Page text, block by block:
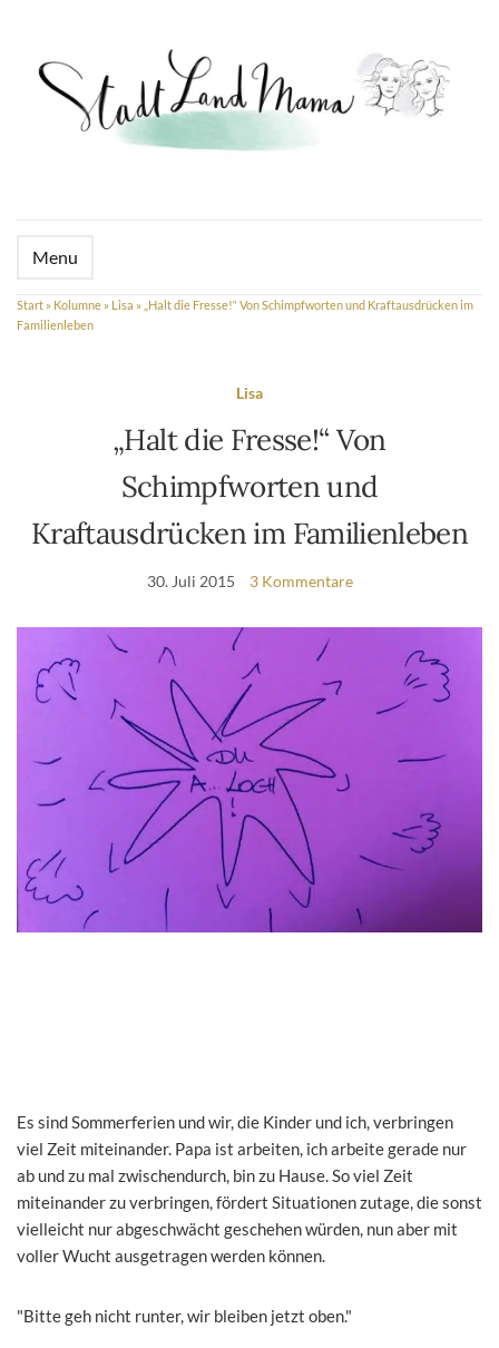
Menu
Start » Kolumne » Lisa » „Halt die Fresse!“ Von Schimpfworten und Kraftausdrücken im
Familienleben
Lisa
„Halt die Fresse!“ Von
Schimpfworten und
Kraftausdrücken im Familienleben
30. Juli 2015 3 Kommentare
Es sind Sommerferien und wir, die Kinder und ich, verbringen
viel Zeit miteinander. Papa ist arbeiten, ich arbeite gerade nur
ab und zu mal zwischendurch, bin zu Hause. So viel Zeit
miteinander zu verbringen, fördert Situationen zutage, die sonst
vielleicht nur abgeschwächt geschehen würden, nun aber mit
voller Wucht ausgetragen werden können.
"Bitte geh nicht runter, wir bleiben jetzt oben."